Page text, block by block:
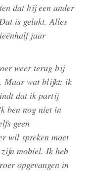
dat hij een ander
is gelukt. Alles
jaar
weer terug bij
Maar wat blijkt: ik
dat ik partij
ben nog niet in
geen
wil spreken moet
mobiel. Ik heb
opgevangen in